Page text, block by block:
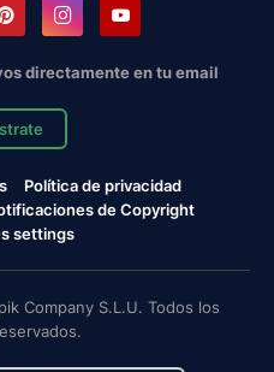
directamente en tu email
Política de privacidad
de Copyright
settings
Company S.L.U. Todos los